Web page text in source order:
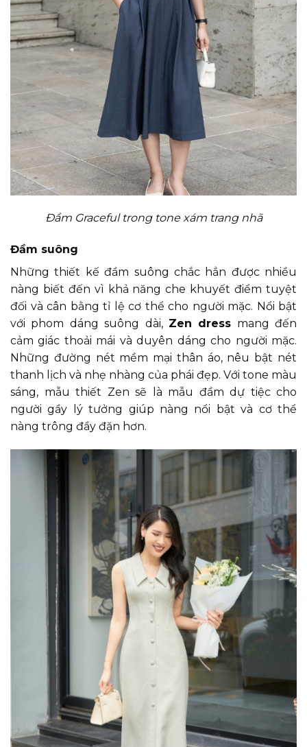
Đầm Graceful trong tone xám trang nhã
Đầm suông
Những thiết kế đầm suông chắc hẳn được nhiều
nàng biết đến vì khả năng che khuyết điểm tuyệt
đối và cân bằng tỉ lệ cơ thể cho người mặc. Nổi bật
với phom dáng suông dài, Zen dress mang đến
cảm giác thoải mái và duyên dáng cho người mặc.
Những đường nét mềm mại thân áo, nêu bật nét
thanh lịch và nhẹ nhàng của phái đẹp. Với tone màu
sáng, mẫu thiết Zen sẽ là mẫu đầm dự tiệc cho
người gầy lý tưởng giúp nàng nổi bật và cơ thể
nàng trông đầy đặn hơn.